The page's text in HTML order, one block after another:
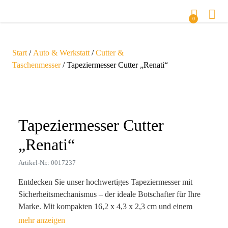
0
Start / Auto & Werkstatt /Cutter &
Taschenmesser/ Tapeziermesser Cutter „Renati“
Tapeziermesser Cutter
„Renati“
Artikel-Nr.: 0017237
Entdecken Sie unser hochwertiges Tapeziermesser mit
Sicherheitsmechanismus – der ideale Botschafter für Ihre
Marke. Mit kompakten 16,2 x 4,3 x 2,3 cm und einem
Gewicht von nur 99 g ist es nicht nur handlich, sondern